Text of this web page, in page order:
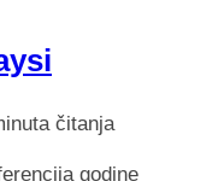
čitanja